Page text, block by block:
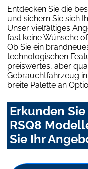
Entdecken Sie die
und sichern Sie sich
Unser vielfältiges
fast keine Wünsche
Ob Sie ein
technologischen
preiswertes, aber
Gebrauchtfahrzeug
breite Palette an
Erkunden
RSQ8
Sie Ihr